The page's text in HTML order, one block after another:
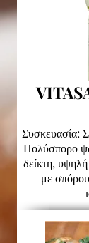
Συσκευασία:
Πολύσπορο
δείκτη, υψηλή
με